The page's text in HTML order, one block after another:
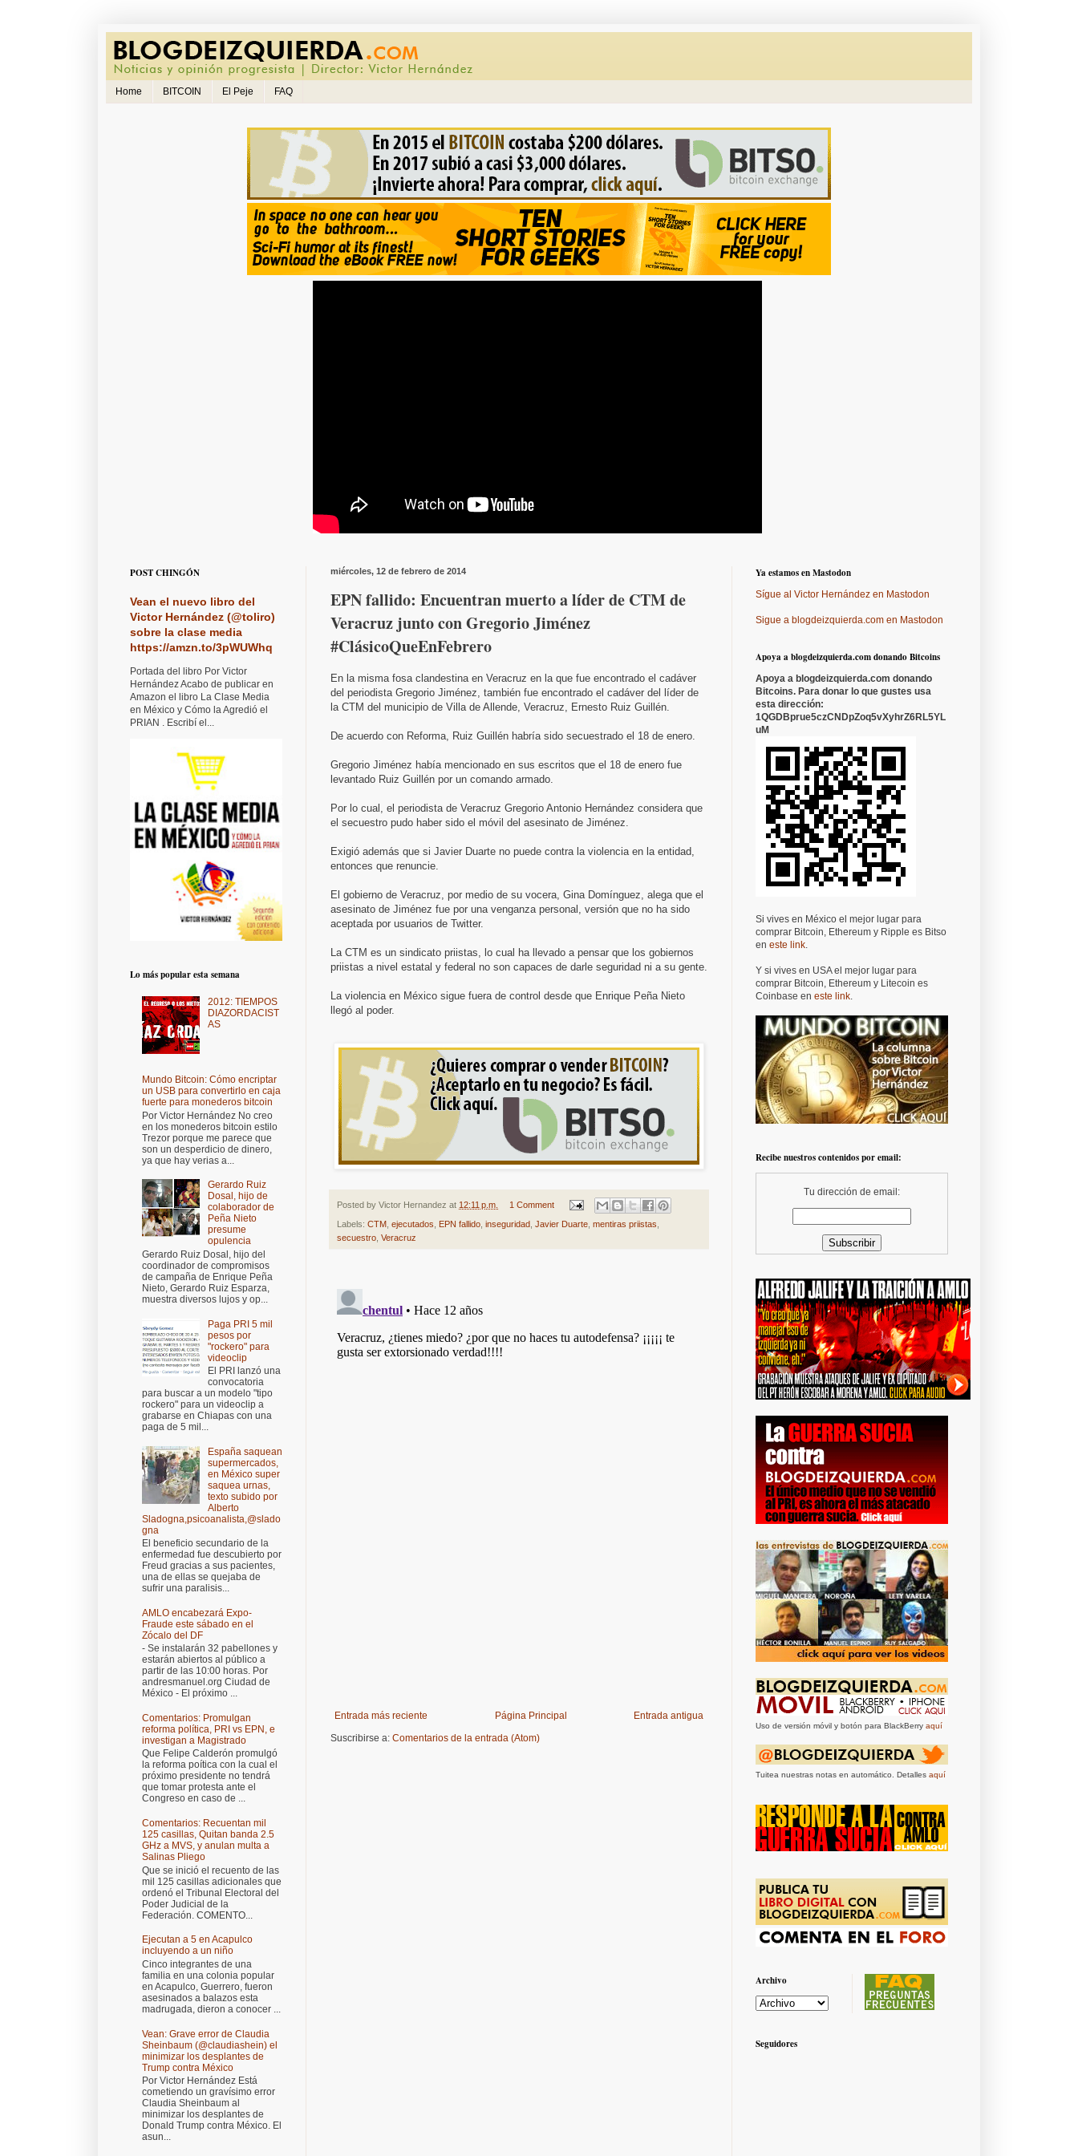
Home BITCOIN El Peje FAQ
miércoles, 12 de febrero de 2014
EPN fallido: Encuentran muerto a líder de CTM de
Veracruz junto con Gregorio Jiménez
#ClásicoQueEnFebrero
En la misma fosa clandestina en Veracruz en la que fue encontrado el cadáver
del periodista Gregorio Jiménez, también fue encontrado el cadáver del líder de
la CTM del municipio de Villa de Allende, Veracruz, Ernesto Ruiz Guillén.
De acuerdo con Reforma, Ruiz Guillén habría sido secuestrado el 18 de enero.
Gregorio Jiménez había mencionado en sus escritos que el 18 de enero fue
levantado Ruiz Guillén por un comando armado.
Por lo cual, el periodista de Veracruz Gregorio Antonio Hernández considera que
el secuestro pudo haber sido el móvil del asesinato de Jiménez.
Exigió además que si Javier Duarte no puede contra la violencia en la entidad,
entonces que renuncie.
El gobierno de Veracruz, por medio de su vocera, Gina Domínguez, alega que el
asesinato de Jiménez fue por una venganza personal, versión que no ha sido
aceptada por usuarios de Twitter.
La CTM es un sindicato priistas, lo cual ha llevado a pensar que los gobiernos
priistas a nivel estatal y federal no son capaces de darle seguridad ni a su gente.
La violencia en México sigue fuera de control desde que Enrique Peña Nieto
llegó al poder.
Posted by Victor Hernandez at 12:11 p.m. 1 Comment
Labels: CTM ejecutados EPN fallido inseguridad Javier Duarte mentiras priistas
secuestro Veracruz
Entrada más reciente Entrada antigua
Página Principal
Suscribirse a: Comentarios de la entrada (Atom)
POST CHINGÓN
Vean el nuevo libro del
Victor Hernández (@toliro)
sobre la clase media
https://amzn.to/3pWUWhq
Portada del libro Por Victor
Hernández Acabo de publicar en
Amazon el libro La Clase Media
en México y Cómo la Agredió el
PRIAN . Escribí el...
Lo más popular esta semana
2012: TIEMPOS
DIAZORDACIST
AS
Mundo Bitcoin: Cómo encriptar
un USB para convertirlo en caja
fuerte para monederos bitcoin
Por Victor Hernández No creo
en los monederos bitcoin estilo
Trezor porque me parece que
son un desperdicio de dinero,
ya que hay verias a...
Gerardo Ruiz
Dosal, hijo de
colaborador de
Peña Nieto
presume
opulencia
Gerardo Ruiz Dosal, hijo del
coordinador de compromisos
de campaña de Enrique Peña
Nieto, Gerardo Ruiz Esparza,
muestra diversos lujos y op...
Paga PRI 5 mil
pesos por
"rockero" para
videoclip
El PRI lanzó una
convocatoria
para buscar a un modelo "tipo
rockero" para un videoclip a
grabarse en Chiapas con una
paga de 5 mil...
España saquean
supermercados,
en México super
saquea urnas,
texto subido por
Alberto
Sladogna,psicoanalista,@slado
gna
El beneficio secundario de la
enfermedad fue descubierto por
Freud gracias a sus pacientes,
una de ellas se quejaba de
sufrir una paralisis...
AMLO encabezará Expo-
Fraude este sábado en el
Zócalo del DF
- Se instalarán 32 pabellones y
estarán abiertos al público a
partir de las 10:00 horas. Por
andresmanuel.org Ciudad de
México - El próximo ...
Comentarios: Promulgan
reforma política, PRI vs EPN, e
investigan a Magistrado
Que Felipe Calderón promulgó
la reforma poítica con la cual el
próximo presidente no tendrá
que tomar protesta ante el
Congreso en caso de ...
Comentarios: Recuentan mil
125 casillas, Quitan banda 2.5
GHz a MVS, y anulan multa a
Salinas Pliego
Que se inició el recuento de las
mil 125 casillas adicionales que
ordenó el Tribunal Electoral del
Poder Judicial de la
Federación. COMENTO...
Ejecutan a 5 en Acapulco
incluyendo a un niño
Cinco integrantes de una
familia en una colonia popular
en Acapulco, Guerrero, fueron
asesinados a balazos esta
madrugada, dieron a conocer ...
Vean: Grave error de Claudia
Sheinbaum (@claudiashein) el
minimizar los desplantes de
Trump contra México
Por Victor Hernández Está
cometiendo un gravísimo error
Claudia Sheinbaum al
minimizar los desplantes de
Donald Trump contra México. El
asun...
Ya estamos en Mastodon
Sígue al Victor Hernández en Mastodon
Sigue a blogdeizquierda.com en Mastodon
Apoya a blogdeizquierda.com donando Bitcoins
Apoya a blogdeizquierda.com donando
Bitcoins. Para donar lo que gustes usa
esta dirección:
1QGDBprue5czCNDpZoq5vXyhrZ6RL5YL
uM
Si vives en México el mejor lugar para
comprar Bitcoin, Ethereum y Ripple es Bitso
en este link.
Y si vives en USA el mejor lugar para
comprar Bitcoin, Ethereum y Litecoin es
Coinbase en este link.
Recibe nuestros contenidos por email:
Tu dirección de email:
Uso de versión móvil y botón para BlackBerry aquí
Tuitea nuestras notas en automático. Detalles aquí
Archivo
Seguidores